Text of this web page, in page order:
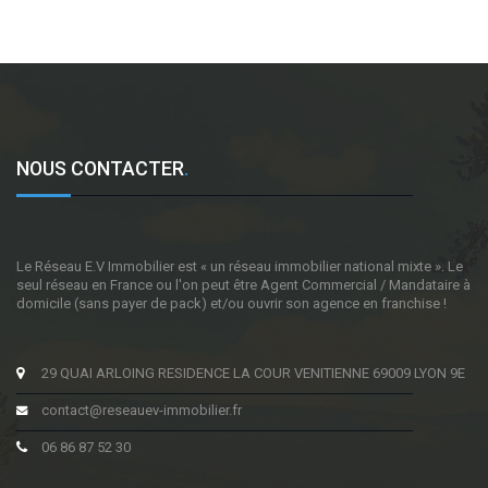
NOUS CONTACTER.
Le Réseau E.V Immobilier est « un réseau immobilier national mixte ». Le
seul réseau en France ou l'on peut être Agent Commercial / Mandataire à
domicile (sans payer de pack) et/ou ouvrir son agence en franchise !
29 QUAI ARLOING RESIDENCE LA COUR VENITIENNE 69009 LYON 9E
contact@reseauev-immobilier.fr
06 86 87 52 30